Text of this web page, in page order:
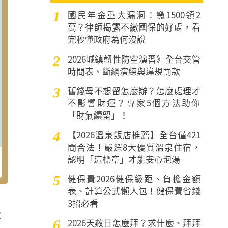
1
國民年金重大漏洞：繳1500領2
萬？律師揭露不繳國保的好處，看
完秒懂政府為何沒說
2
2026城鎮韌性防空演習》全台交管
時間表、斷網演練與違規罰款
3
舊錢母不想留怎麼辦？怎麼處理才
不影響財運？專家5個方法助你
「財氣續留」！
4
【2026溫泉飯店推薦】全台僅421
間合法！嚴選8大優質溫泉住宿，
認明「這標章」才能安心泡湯
5
健保費2026健保級距、負擔金額
表、計算公式懶人包！健保費省錢
3招必看
6 2026天赦日怎麼拜？求什麼、拜拜